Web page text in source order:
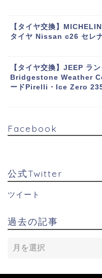
【タイヤ交換】
タイヤ Nissan c26 セレ
【タイヤ交換】JEEP ラ
Bridgestone Weather
ードPirelli・Ice Zero
Facebook
公式Twitter
ツイート
過去の記事